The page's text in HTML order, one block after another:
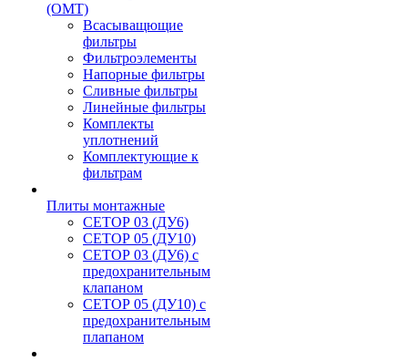
(OMT)
Всасыващющие
фильтры
Фильтроэлементы
Напорные фильтры
Сливные фильтры
Линейные фильтры
Комплекты
уплотнений
Комплектующие к
фильтрам
Плиты монтажные
CЕТОР 03 (ДУ6)
CЕТОР 05 (ДУ10)
CЕТОР 03 (ДУ6) с
предохранительным
клапаном
CЕТОР 05 (ДУ10) с
предохранительным
плапаном